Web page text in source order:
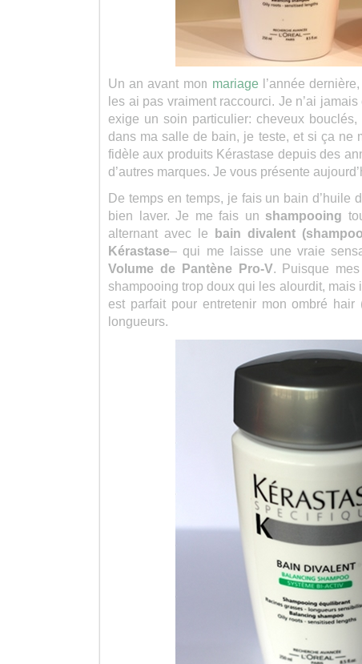
Un an avant mon mariage l’année
les ai pas vraiment raccourci. Je n’ai
exige un soin particulier: cheveux
dans ma salle de bain, je teste, et si ça ne
fidèle aux produits Kérastase depuis des
d’autres marques. Je vous présente
De temps en temps, je fais un bain d’huile
bien laver. Je me fais un shampooing
alternant avec le
bain divalent
Kérastase– qui me laisse une vraie
Volume de Pantène Pro-V. Puisque
shampooing trop doux qui les alourdit, mais
est parfait pour entretenir mon ombré
longueurs.